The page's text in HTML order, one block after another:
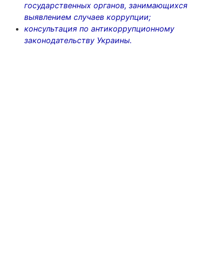
государственных органов, занимающихся
выявлением случаев коррупции;
консультация по антикоррупционному
законодательству Украины.